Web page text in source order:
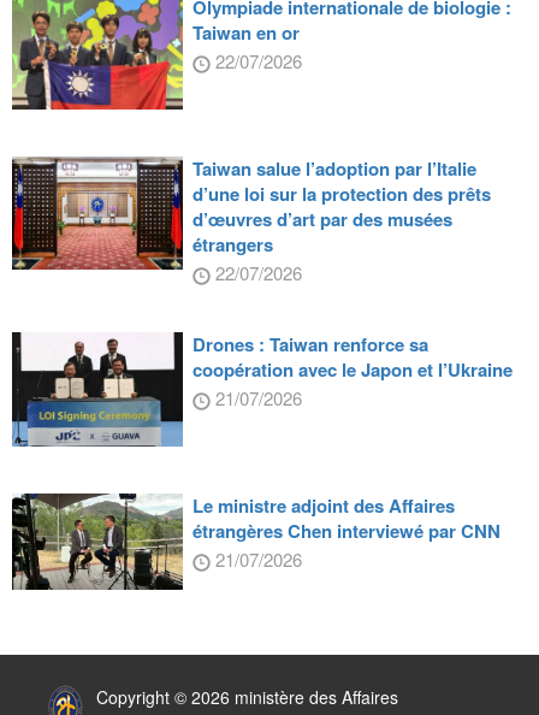
Olympiade internationale de biologie :
Taiwan en or
22/07/2026
Taiwan salue l’adoption par l’Italie
d’une loi sur la protection des prêts
d’œuvres d’art par des musées
étrangers
22/07/2026
Drones : Taiwan renforce sa
coopération avec le Japon et l’Ukraine
21/07/2026
Le ministre adjoint des Affaires
étrangères Chen interviewé par CNN
21/07/2026
Copyright © 2026 ministère des Affaires